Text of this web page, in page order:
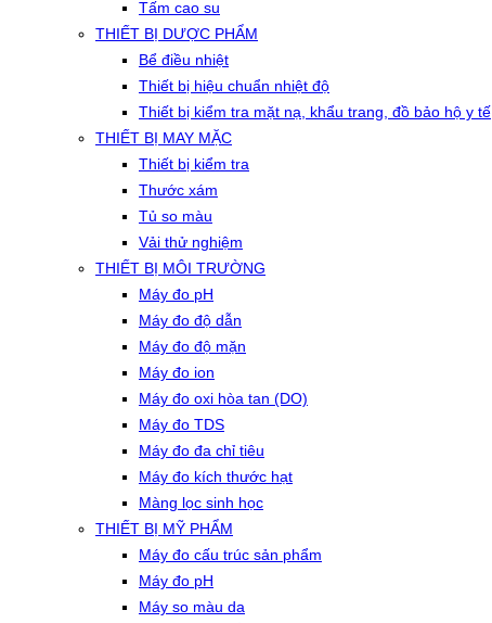
Tấm cao su
THIẾT BỊ DƯỢC PHẨM
Bể điều nhiệt
Thiết bị hiệu chuẩn nhiệt độ
Thiết bị kiểm tra mặt nạ, khẩu trang, đồ bảo hộ y tế
THIẾT BỊ MAY MẶC
Thiết bị kiểm tra
Thước xám
Tủ so màu
Vải thử nghiệm
THIẾT BỊ MÔI TRƯỜNG
Máy đo pH
Máy đo độ dẫn
Máy đo độ mặn
Máy đo ion
Máy đo oxi hòa tan (DO)
Máy đo TDS
Máy đo đa chỉ tiêu
Máy đo kích thước hạt
Màng lọc sinh học
THIẾT BỊ MỸ PHẨM
Máy đo cấu trúc sản phẩm
Máy đo pH
Máy so màu da